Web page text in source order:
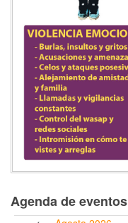
Agenda de eventos